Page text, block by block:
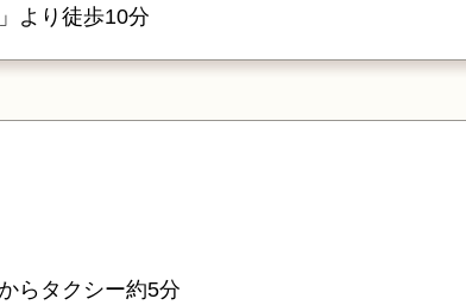
より徒歩10分
らタクシー約5分